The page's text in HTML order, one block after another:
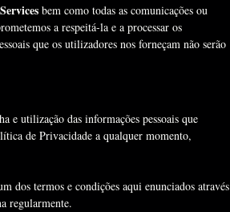
bem como todas as comunicações ou
a respeitá-la e a processar os
que os utilizadores nos forneçam não serão
e utilização das informações pessoais que
de Privacidade a qualquer momento,
dos termos e condições aqui enunciados através
regularmente.